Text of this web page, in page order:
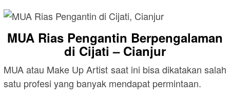
MUA Rias Pengantin Berpengalaman
di Cijati – Cianjur
MUA atau Make Up Artist saat ini bisa dikatakan salah
satu profesi yang banyak mendapat permintaan.